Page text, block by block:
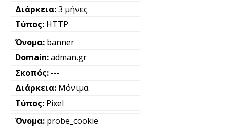
3 μήνες
HTTP
banner
adman.gr
---
Μόνιμα
Pixel
probe_cookie